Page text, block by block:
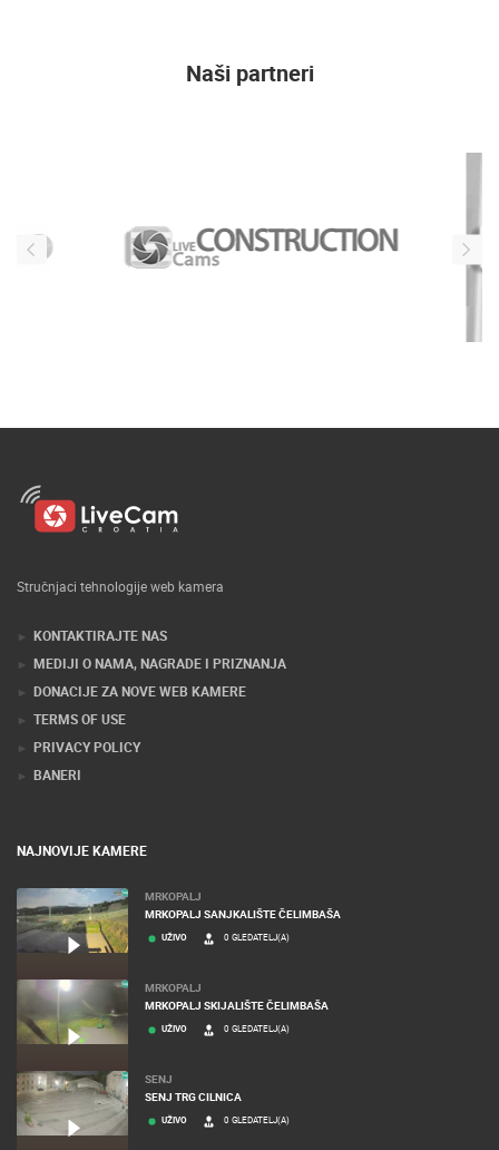
Naši partneri
Stručnjaci tehnologije web kamera
KONTAKTIRAJTE NAS
MEDIJI O NAMA, NAGRADE I PRIZNANJA
DONACIJE ZA NOVE WEB KAMERE
TERMS OF USE
PRIVACY POLICY
BANERI
NAJNOVIJE KAMERE
MRKOPALJ
MRKOPALJ SANJKALIŠTE ČELIMBAŠA
UŽIVO 0 GLEDATELJ(A)
MRKOPALJ
MRKOPALJ SKIJALIŠTE ČELIMBAŠA
UŽIVO 0 GLEDATELJ(A)
SENJ
SENJ TRG CILNICA
UŽIVO 0 GLEDATELJ(A)